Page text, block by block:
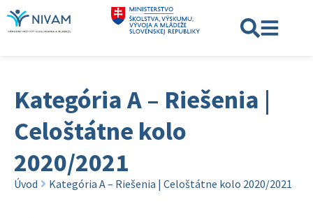
Kategória A – Riešenia |
Celoštátne kolo
2020/2021
Úvod Kategória A – Riešenia | Celoštátne kolo 2020/2021